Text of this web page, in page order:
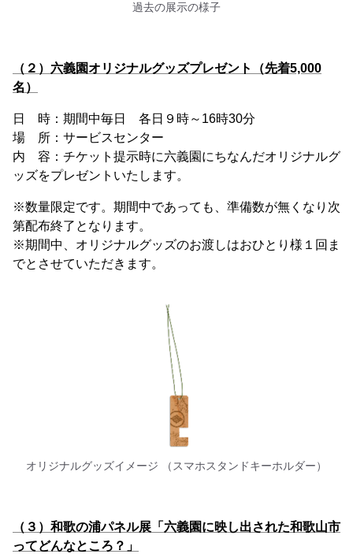
過去の展示の様子
（２）六義園オリジナルグッズプレゼント（先着5,000
名）
日 時：期間中毎日 各日９時～16時30分
場 所：サービスセンター
内 容：チケット提示時に六義園にちなんだオリジナルグ
ッズをプレゼントいたします。
※数量限定です。期間中であっても、準備数が無くなり次
第配布終了となります。
※期間中、オリジナルグッズのお渡しはおひとり様１回ま
でとさせていただきます。
オリジナルグッズイメージ （スマホスタンドキーホルダー）
（３）和歌の浦パネル展「六義園に映し出された和歌山市
ってどんなところ？」